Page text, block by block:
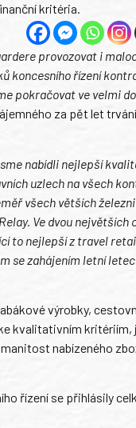
kritéria.
provozovat i
koncesního řízení
pokračovat ve velmi
za pět let
nabídli nejlepší
uzlech na všech
všech větších
Ve dvou největších
to nejlepší z travel
se zahájením letní
výrobky,
kvalitativním kritériím,
nabízeného
řízení se přihlásily